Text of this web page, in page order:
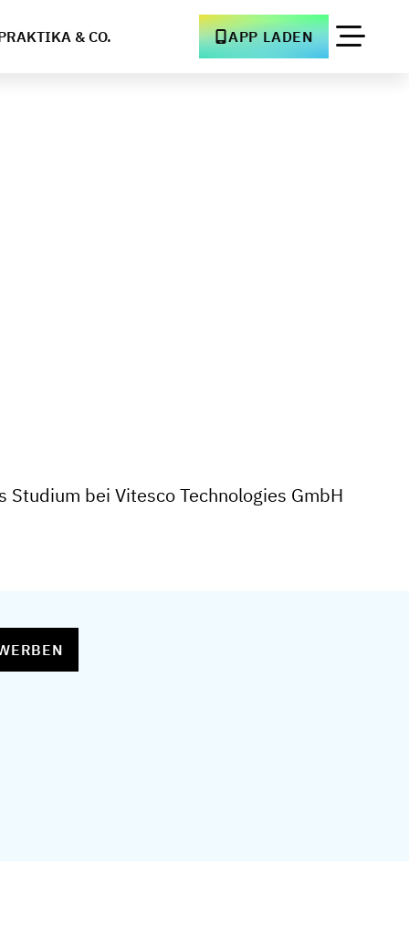
& CO. APP LADEN
Studium bei Vitesco Technologies GmbH